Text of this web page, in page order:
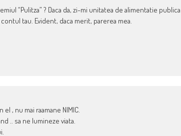
“Pulitza” ? Daca da, zi-mi unitatea de alimentatie
tau. Evident, daca merit, parerea mea.
el , nu mai raamane NIMIC.
.. sa ne lumineze viata.